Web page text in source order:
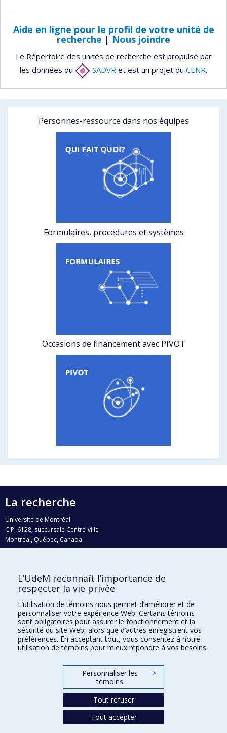
Aide en ligne pour le profil de votre unité de
recherche | Nous joindre
Le Répertoire des unités de recherche est propulsé par
les données du
SADVR et est un projet du CENR.
Personnes-ressource dans nos équipes
Formulaires, procédures et systèmes
Occasions de financement avec PIVOT
La recherche
Université de Montréal
C.P. 6128, succursale Centre-ville
Montréal, Québec, Canada
H3C 3J7
Qui fait quoi?
Nous trouver
Plan du site
Accessibilité
L’UdeM reconnaît l’importance de
respecter la vie privée
L’utilisation de témoins nous permet d’améliorer et de
personnaliser votre expérience Web. Certains témoins
sont obligatoires pour assurer le fonctionnement et la
sécurité du site Web, alors que d’autres enregistrent vos
préférences. En acceptant tout, vous consentez à notre
utilisation de témoins pour mieux répondre à vos besoins.
Personnaliser les
témoins
>
Tout refuser
Tout accepter